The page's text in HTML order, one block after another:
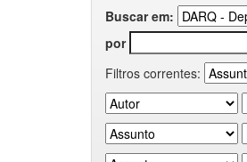
Buscar em:
por
Filtros correntes: